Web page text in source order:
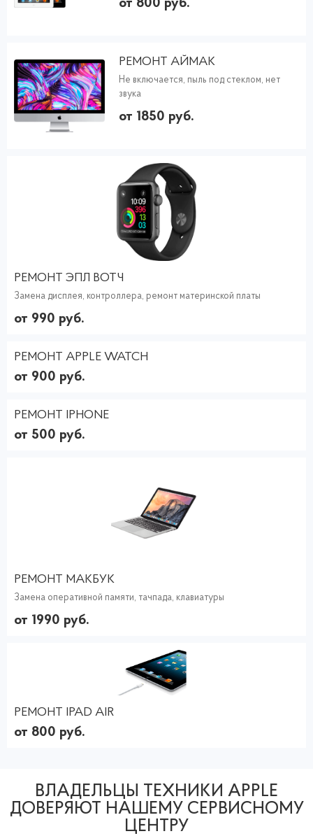
от 800 руб.
РЕМОНТ АЙМАК
Не включается, пыль под стеклом, нет
звука
от 1850 руб.
РЕМОНТ ЭПЛ ВОТЧ
Замена дисплея, контроллера, ремонт материнской платы
от 990 руб.
РЕМОНТ APPLE WATCH
от 900 руб.
РЕМОНТ IPHONE
от 500 руб.
РЕМОНТ МАКБУК
Замена оперативной памяти, тачпада, клавиатуры
от 1990 руб.
РЕМОНТ IPAD AIR
от 800 руб.
ВЛАДЕЛЬЦЫ ТЕХНИКИ APPLE
ДОВЕРЯЮТ НАШЕМУ СЕРВИСНОМУ
ЦЕНТРУ